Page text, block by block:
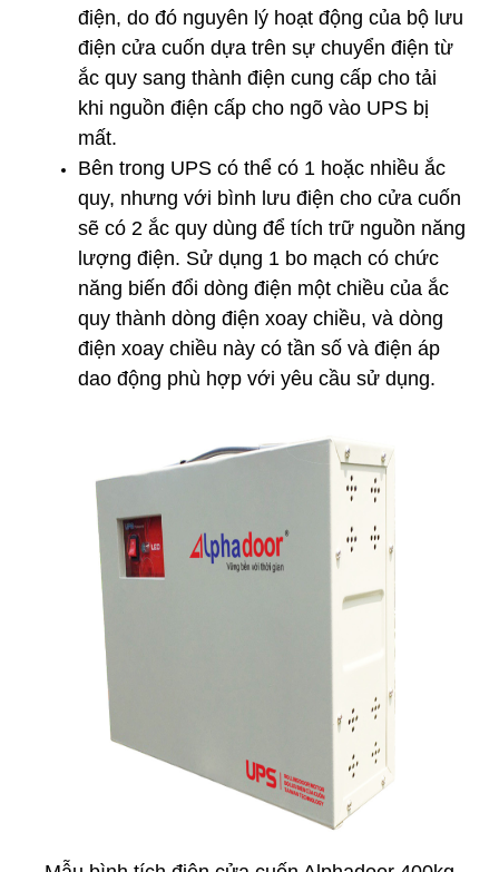
điện, do đó nguyên lý hoạt động của bộ lưu
điện cửa cuốn dựa trên sự chuyển điện từ
ắc quy sang thành điện cung cấp cho tải
khi nguồn điện cấp cho ngõ vào UPS bị
mất.
Bên trong UPS có thể có 1 hoặc nhiều ắc
quy, nhưng với bình lưu điện cho cửa cuốn
sẽ có 2 ắc quy dùng để tích trữ nguồn năng
lượng điện. Sử dụng 1 bo mạch có chức
năng biến đổi dòng điện một chiều của ắc
quy thành dòng điện xoay chiều, và dòng
điện xoay chiều này có tần số và điện áp
dao động phù hợp với yêu cầu sử dụng.